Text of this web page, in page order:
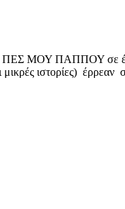
ΜΟΥ ΠΑΠΠΟΥ σε ένα
ιστορίες)